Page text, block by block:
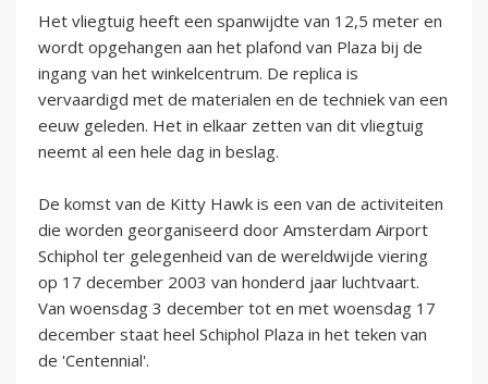
Het vliegtuig heeft een spanwijdte van 12,5 meter en
wordt opgehangen aan het plafond van Plaza bij de
ingang van het winkelcentrum. De replica is
vervaardigd met de materialen en de techniek van een
eeuw geleden. Het in elkaar zetten van dit vliegtuig
neemt al een hele dag in beslag.
De komst van de Kitty Hawk is een van de activiteiten
die worden georganiseerd door Amsterdam Airport
Schiphol ter gelegenheid van de wereldwijde viering
op 17 december 2003 van honderd jaar luchtvaart.
Van woensdag 3 december tot en met woensdag 17
december staat heel Schiphol Plaza in het teken van
de 'Centennial'.